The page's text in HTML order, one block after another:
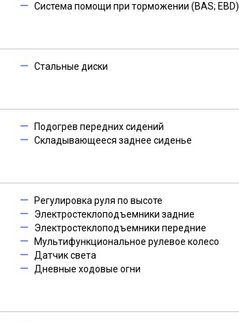
Система помощи при торможении (BAS; EBD)
Стальные диски
Подогрев передних сидений
Складывающееся заднее сиденье
Регулировка руля по высоте
Электростеклоподъемники задние
Электростеклоподъемники передние
Мультифункциональное рулевое колесо
Датчик света
Дневные ходовые огни